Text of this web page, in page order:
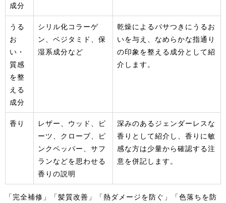
成分
うる
お
い・
質感
を整
える
成分
シリル化コラーゲ
ン、ベジタミド、保
湿系成分など
乾燥によるパサつきにうるお
いを与え、なめらかな指通り
の印象を整える成分として紹
介します。
香り
レザー、ウッド、ビ
ーツ、クローブ、ピ
ンクペッパー、サフ
ランなどを思わせる
香りの説明
深みのあるジェンダーレスな
香りとして紹介し、香りに敏
感な方は少量から確認する注
意を併記します。
「完全補修」「髪質改善」「熱ダメージを防ぐ」「色落ちを防